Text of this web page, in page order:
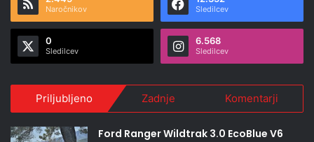
Naročnikov Sledilcev
0
Sledilcev
6.568
Sledilcev
Priljubljeno Zadnje Komentarji
Ford Ranger Wildtrak 3.0 EcoBlue V6